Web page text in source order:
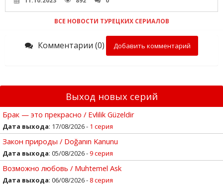
ВСЕ НОВОСТИ ТУРЕЦКИХ СЕРИАЛОВ
Комментарии (0) Добавить комментарий
Выход новых серий
Брак — это прекрасно / Evlilik Güzeldir
Дата выхода: 17/08/2026 - 1 серия
Закон природы / Doğanın Kanunu
Дата выхода: 05/08/2026 -9 серия
Возможно любовь / Muhtemel Ask
Дата выхода: 06/08/2026 - 8 серия